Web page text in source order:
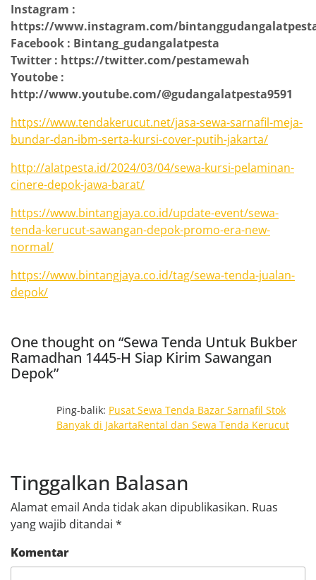
Instagram :
https://www.instagram.com/
Facebook : Bintang_gudangalatpesta
Twitter : https://twitter.com/pestamewah
Youtobe :
http://www.youtube.com/@gudangalatpesta9591
https://www.tendakerucut.net/jasa-sewa-sarnafil-meja-
bundar-dan-ibm-serta-kursi-cover-putih-jakarta/
http://alatpesta.id/2024/03/04/sewa-kursi-pelaminan-
cinere-depok-jawa-barat/
https://www.bintangjaya.co.id/update-event/sewa-
tenda-kerucut-sawangan-depok-promo-era-new-
normal/
https://www.bintangjaya.co.id/tag/sewa-tenda-jualan-
depok/
One thought on “Sewa Tenda Untuk Bukber
Ramadhan 1445-H Siap Kirim Sawangan
Depok”
Ping-balik: Pusat Sewa Tenda Bazar Sarnafil Stok
Banyak di JakartaRental dan Sewa Tenda Kerucut
Tinggalkan Balasan
Alamat email Anda tidak akan dipublikasikan. Ruas
yang wajib ditandai *
Komentar